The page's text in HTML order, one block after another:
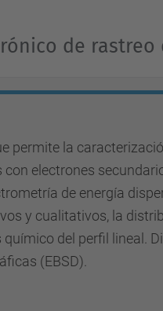
de rastreo
permite la
con electrones
de energía
y cualitativos, la
químico del perfil lineal.
(EBSD).